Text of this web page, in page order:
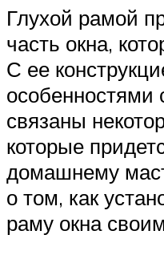
Глухой рамой
часть окна,
С ее
особенностями
связаны
которые
домашнему
о том, как
раму окна